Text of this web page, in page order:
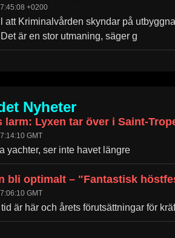
+0200
att Kriminalvården skyndar på
är en stor utmaning, säger g
Nyheter
larm: Lyxen tar över i Saint-
GMT
yachter, ser inte havet längre
bli optimalt – "Fantastisk
GMT
är här och årets förutsättningar för